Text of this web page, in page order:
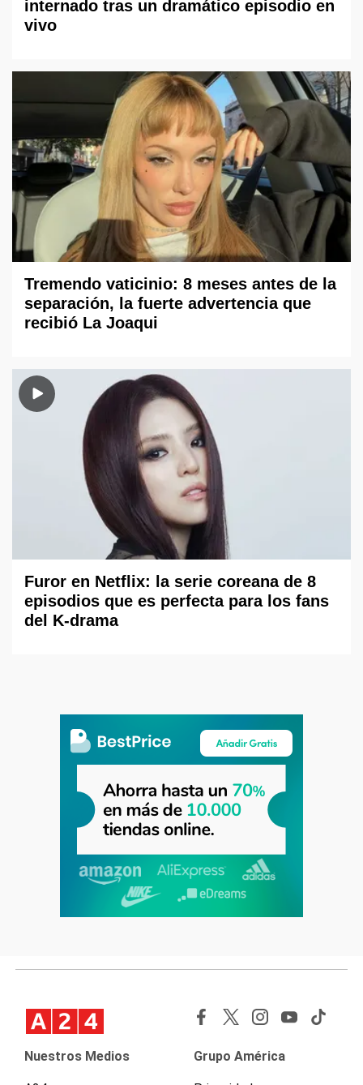
internado tras un dramático episodio en
vivo
Tremendo vaticinio: 8 meses antes de la
separación, la fuerte advertencia que
recibió La Joaqui
Furor en Netflix: la serie coreana de 8
episodios que es perfecta para los fans
del K-drama
Nuestros Medios Grupo América